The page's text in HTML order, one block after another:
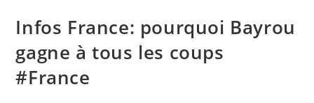
Infos France: pourquoi Bayrou
gagne à tous les coups
#France